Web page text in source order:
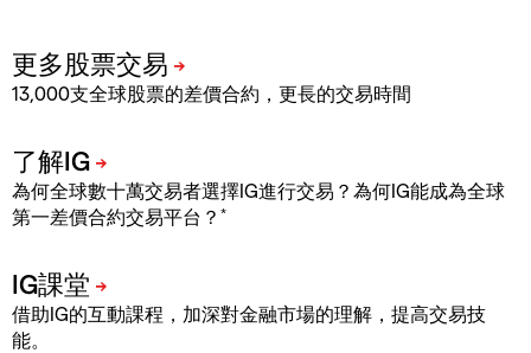
13,000支全球股票的差價合約，更長的交易時間
為何全球數十萬交易者選擇IG進行交易？為何IG能成為全球
第一差價合約交易平台？ *
借助IG的互動課程，加深對金融市場的理解，提高交易技
能。